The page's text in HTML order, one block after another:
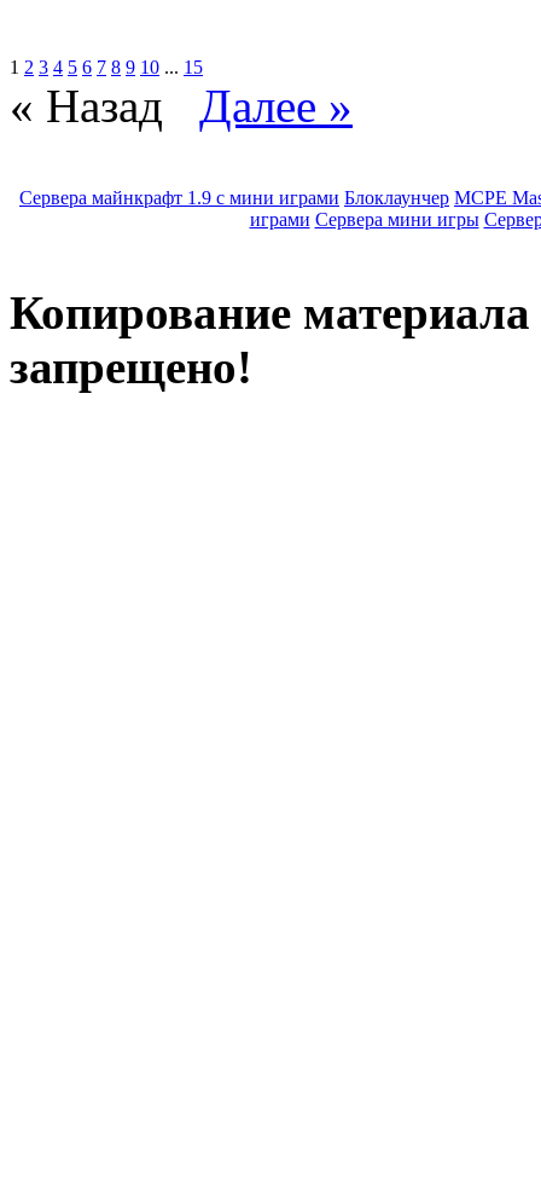
1 2 3 4 5 6 7 8 9 10 ... 15
« Назад Далее »
Сервера майнкрафт 1.9 с мини играми Блоклаунчер MCPE
играми Сервера мини игры
Копирование материала
запрещено!